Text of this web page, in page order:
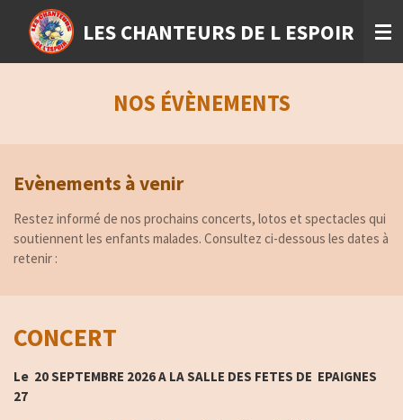
Passer
contenu
LES CHANTEURS DE L ESPOIR
NOS ÉVÈNEMENTS
Evènements à venir
Restez informé de nos prochains concerts, lotos et spectacles qui
soutiennent les enfants malades. Consultez ci-dessous les dates à
retenir :
CONCERT
Le 20 SEPTEMBRE 2026 A LA SALLE DES FETES DE EPAIGNES
27